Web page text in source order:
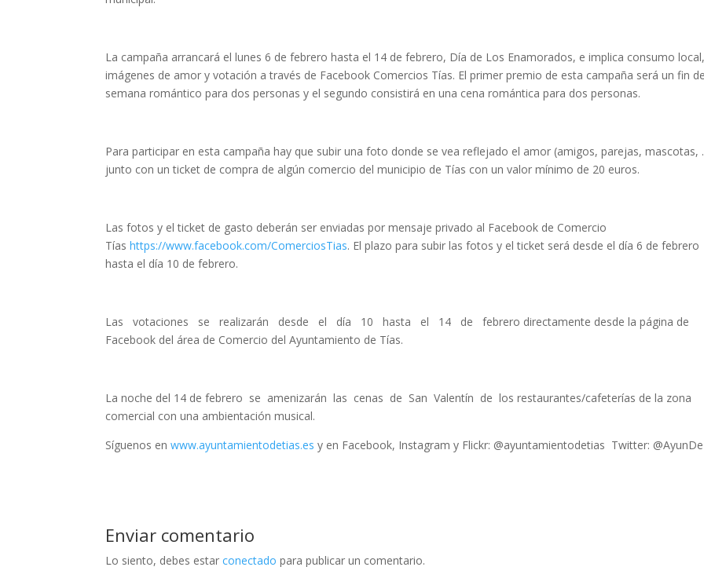
La campaña arrancará el lunes 6 de febrero hasta el 14 de febrero, Día de Los Enamorados, e implica consumo
imágenes de amor y votación a través de Facebook Comercios Tías. El primer premio de esta campaña será un fin
semana romántico para dos personas y el segundo consistirá en una cena romántica para dos personas.
Para participar en esta campaña hay que subir una foto donde se vea reflejado el amor (amigos, parejas, mascotas,
junto con un ticket de compra de algún comercio del municipio de Tías con un valor mínimo de 20 euros.
Las fotos y el ticket de gasto deberán ser enviadas por mensaje privado al Facebook de Comercio
Tías https://www.facebook.com/ComerciosTias. El plazo para subir las fotos y el ticket será desde el día 6 de febrero
hasta el día 10 de febrero.
Las votaciones se realizarán desde el día 10 hasta el 14 de febrero directamente desde la página de
Facebook del área de Comercio del Ayuntamiento de Tías.
La noche del 14 de febrero se amenizarán las cenas de San Valentín de los restaurantes/cafeterías de la zona
comercial con una ambientación musical.
Síguenos en www.ayuntamientodetias.es y en Facebook, Instagram y Flickr: @ayuntamientodetias Twitter:
Enviar comentario
Lo siento, debes estarconectado para publicar un comentario.